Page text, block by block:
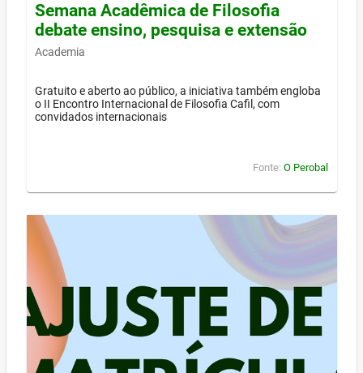
Semana Acadêmica de Filosofia
debate ensino, pesquisa e extensão
Academia
Gratuito e aberto ao público, a iniciativa também engloba
o II Encontro Internacional de Filosofia Cafil, com
convidados internacionais
Fonte: O Perobal